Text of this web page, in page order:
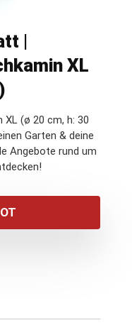
|
XL
(ø 20 cm, h: 30
Garten & deine
Angebote rund um